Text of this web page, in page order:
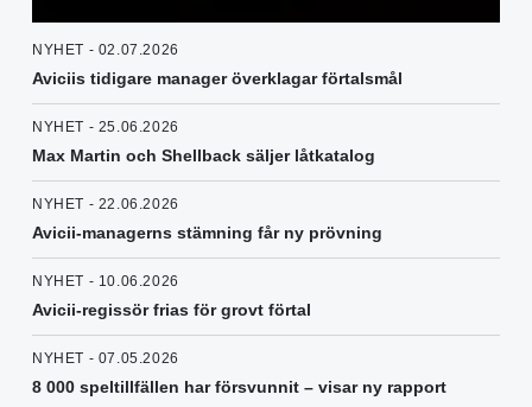
NYHET - 02.07.2026
Aviciis tidigare manager överklagar förtalsmål
NYHET - 25.06.2026
Max Martin och Shellback säljer låtkatalog
NYHET - 22.06.2026
Avicii-managerns stämning får ny prövning
NYHET - 10.06.2026
Avicii-regissör frias för grovt förtal
NYHET - 07.05.2026
8 000 speltillfällen har försvunnit – visar ny rapport